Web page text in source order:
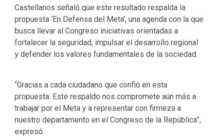
Castellanos señaló que este resultado respalda la
propuesta ‘En Defensa del Meta’, una agenda con la que
busca llevar al Congreso iniciativas orientadas a
fortalecer la seguridad, impulsar el desarrollo regional
y defender los valores fundamentales de la sociedad.
“Gracias a cada ciudadano que confió en esta
propuesta. Este respaldo nos compromete aún más a
trabajar por el Meta y a representar con firmeza a
nuestro departamento en el Congreso de la República”,
expresó.